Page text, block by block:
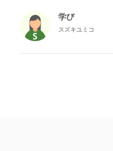
学び
スズキユミコ